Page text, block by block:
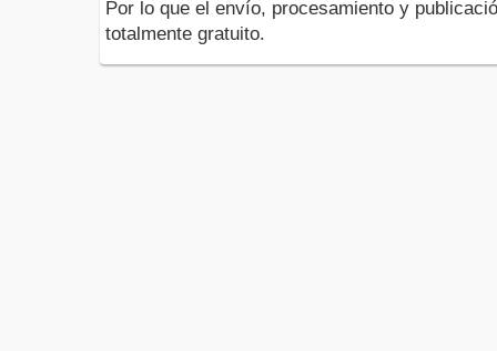
Por lo que el envío, procesamiento y
totalmente gratuito.